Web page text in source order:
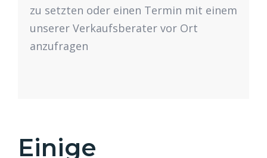
zu setzten oder einen Termin mit einem
unserer Verkaufsberater vor Ort
anzufragen
Einige